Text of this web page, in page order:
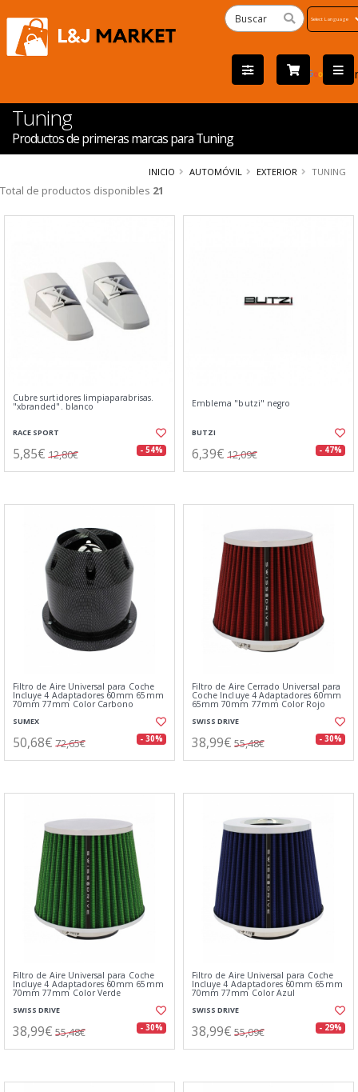
by
Tuning
Productos de primeras marcas para Tuning
INICIO AUTOMÓVIL EXTERIOR TUNING
Total de productos disponibles 21
Cubre surtidores limpiaparabrisas.
"xbranded". blanco
RACE SPORT
5,85€ 12,80€ - 54%
Emblema "butzi" negro
BUTZI
6,39€ 12,09€ - 47%
Filtro de Aire Universal para Coche
Incluye 4 Adaptadores 60mm 65mm
70mm 77mm Color Carbono
SUMEX
50,68€ 72,65€ - 30%
Filtro de Aire Cerrado Universal para
Coche Incluye 4 Adaptadores 60mm
65mm 70mm 77mm Color Rojo
SWISS DRIVE
38,99€ 55,48€ - 30%
Filtro de Aire Universal para Coche
Incluye 4 Adaptadores 60mm 65mm
70mm 77mm Color Verde
SWISS DRIVE
38,99€ 55,48€ - 30%
Filtro de Aire Universal para Coche
Incluye 4 Adaptadores 60mm 65mm
70mm 77mm Color Azul
SWISS DRIVE
38,99€ 55,09€ - 29%